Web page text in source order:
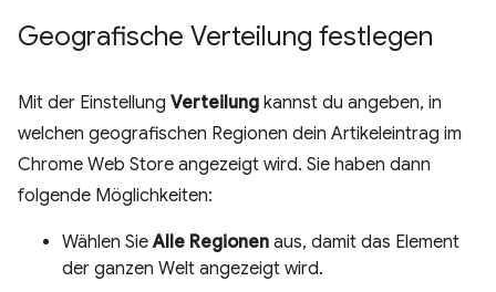
Geografische Verteilung festlegen
Mit der Einstellung Verteilung kannst du angeben, in
welchen geografischen Regionen dein Artikeleintrag im
Chrome Web Store angezeigt wird. Sie haben dann
folgende Möglichkeiten:
Wählen SieAlle Regionen aus, damit das Element
der ganzen Welt angezeigt wird.